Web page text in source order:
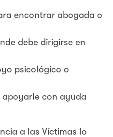
encontrar abogada o
debe dirigirse en
psicológico o
apoyarle con ayuda
a las Víctimas lo